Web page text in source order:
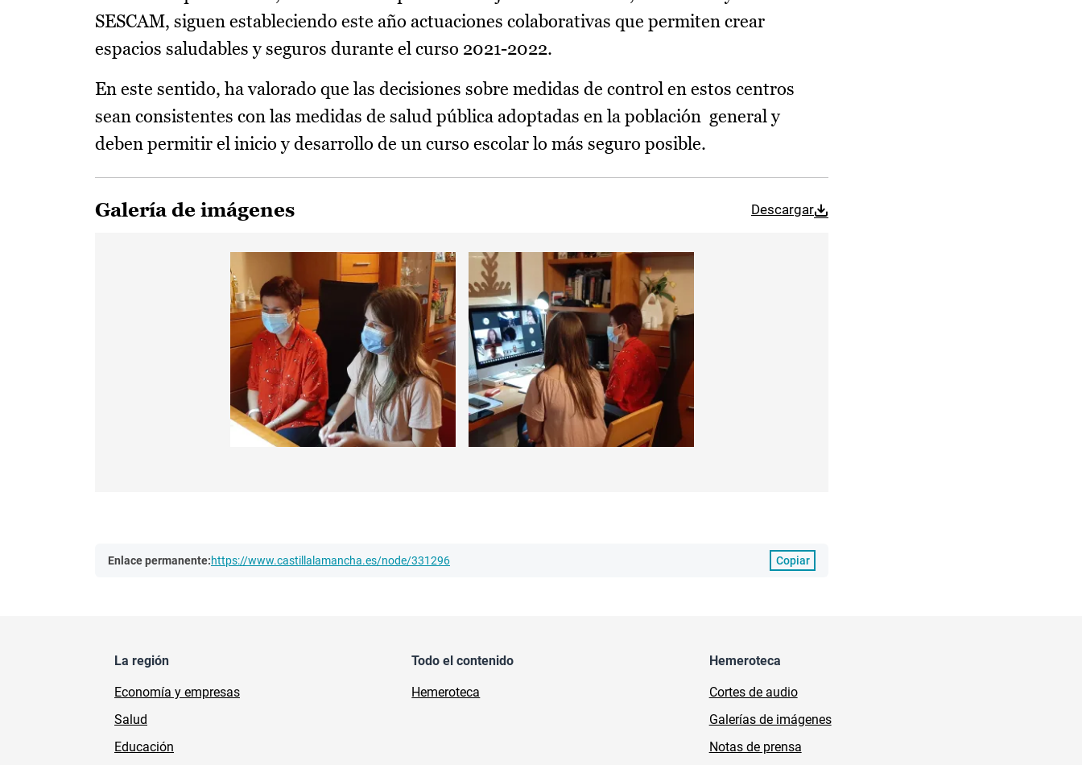
SESCAM, siguen estableciendo este año actuaciones colaborativas que permiten crear
espacios saludables y seguros durante el curso 2021-2022.
En este sentido, ha valorado que las decisiones sobre medidas de control en estos centros
sean consistentes con las medidas de salud pública adoptadas en la población general y
deben permitir el inicio y desarrollo de un curso escolar lo más seguro posible.
Galería de imágenes Descargar
Enlace permanente:https://www.castillalamancha.es/node/331296 Copiar
La región
Economía y empresas
Salud
Educación
Todo el contenido
Hemeroteca
Hemeroteca
Cortes de audio
Galerías de imágenes
Notas de prensa